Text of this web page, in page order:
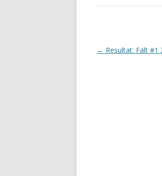
I← Resultat: Fält #1